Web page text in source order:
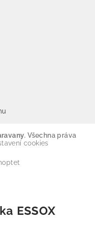
. Všechna práva
cookies
ESSOX